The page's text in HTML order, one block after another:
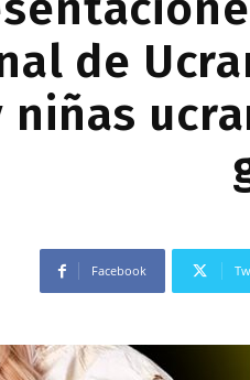
de
niñas
Facebook